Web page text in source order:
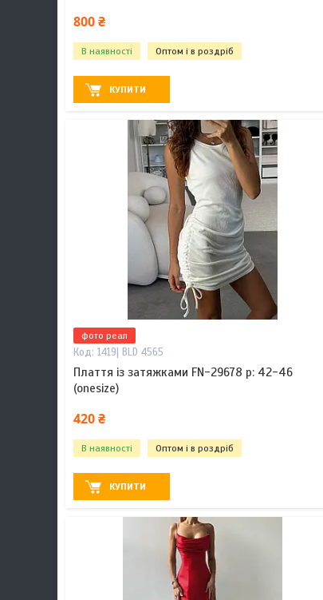
800 ₴
В наявності Оптом і в роздріб
КУПИТИ
фото реал
1419| BLD 4565
Плаття із затяжками FN-29678 р: 42-46
(onesize)
420 ₴
В наявності Оптом і в роздріб
КУПИТИ